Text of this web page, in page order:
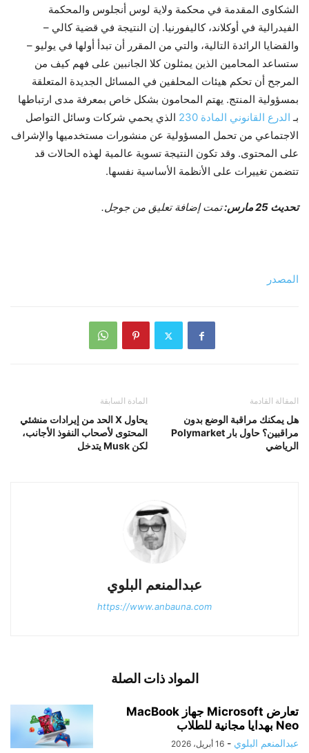
الشكاوى المقدمة في محكمة ولاية لوس أنجلوس والمحكمة
الفيدرالية في أوكلاند، كاليفورنيا. إن النتيجة في قضية كالي –
والقضايا الرائدة التالية، والتي من المقرر أن تبدأ أولها في يوليو –
ستساعد المحامين الذين يمثلون كلا الجانبين على فهم كيف من
المرجح أن تحكم هيئات المحلفين في المسائل الجديدة المتعلقة
بمسؤولية المنتج. يهتم المحامون بشكل خاص بمعرفة مدى ارتباطها
بـ الدرع القانوني المادة 230
الذي يحمي شركات وسائل التواصل
الاجتماعي من تحمل المسؤولية عن منشورات مستخدميها والإشراف
على المحتوى. وقد تكون النتيجة تسوية عالمية لهذه الحالات قد
تتضمن تغييرات على الأنظمة الأساسية نفسها.
تحديث 25 مارس: تمت إضافة تعليق من جوجل.
المصدر
المادة السابقة
يحاول X الحد من إيرادات منشئي
المحتوى لأصحاب النفوذ الأجانب،
لكن Musk يتدخل
المقالة القادمة
هل يمكنك مراقبة الوضع بدون
مراقبين؟ حاول بار Polymarket
الرياضي
عبدالمنعم البلوي
https://www.anbauna.com
المواد ذات الصلة
تعارض Microsoft جهاز MacBook
Neo بهدايا مجانية للطلاب
عبدالمنعم البلوي - 16 أبريل، 2026